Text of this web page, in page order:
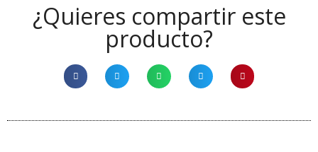
¿Quieres compartir este
producto?